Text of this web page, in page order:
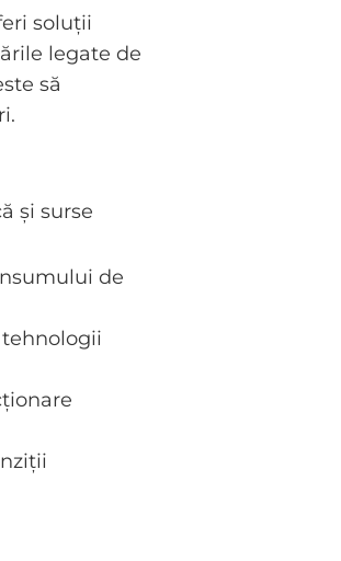
soluții
legate de
să
și surse
de